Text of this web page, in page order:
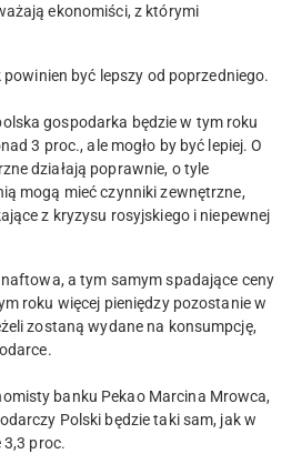
ekonomiści, z którymi
być lepszy od poprzedniego.
gospodarka będzie w tym roku
3 proc., ale mogło by być lepiej. O
działają poprawnie, o tyle
mogą mieć czynniki zewnętrzne,
z kryzysu rosyjskiego i niepewnej
a tym samym spadające ceny
roku więcej pieniędzy pozostanie w
zostaną wydane na konsumpcję,
banku Pekao Marcina Mrowca,
Polski będzie taki sam, jak w
3,3 proc.